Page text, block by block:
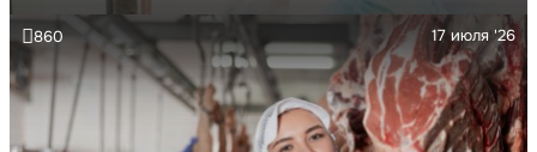
17 июля '26
860